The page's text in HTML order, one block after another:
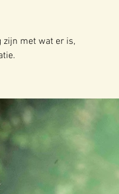
zijn met wat er is,